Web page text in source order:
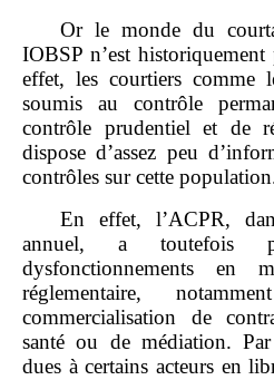
Or le monde du
IOBSP n’est
effet, les courtiers comme
soumis au contrôle
contrôle prudentiel et de
dispose d’assez peu
contrôles sur cette
En effet, l’ACPR,
annuel, a toutefois
dysfonctionnements en
réglementaire,
commercialisation de
santé ou de médiation.
dues à certains acteurs en